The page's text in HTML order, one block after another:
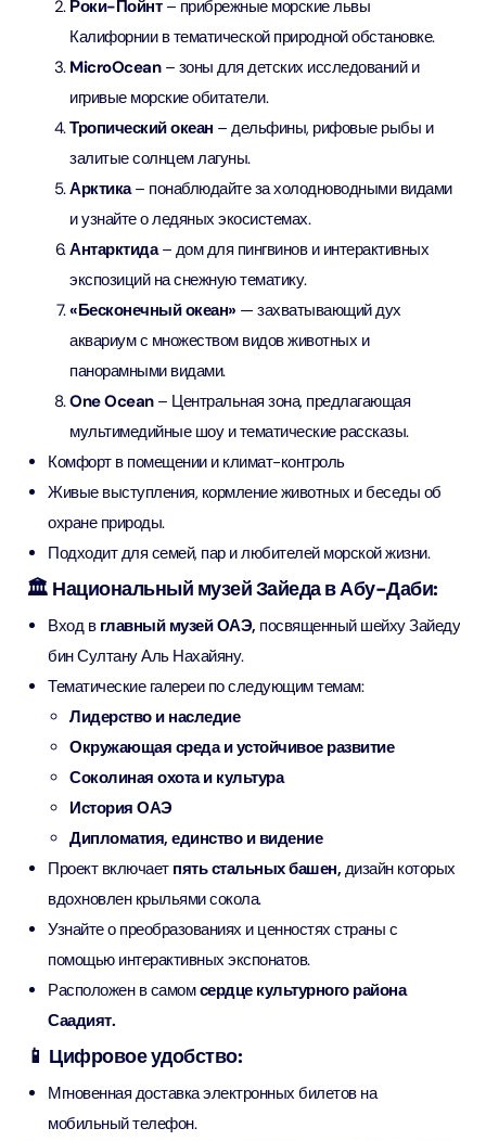
Роки-Пойнт– прибрежные морские львы
Калифорнии в тематической природной обстановке.
MicroOcean– зоны для детских исследований и
игривые морские обитатели.
Тропический океан – дельфины, рифовые рыбы и
залитые солнцем лагуны.
Арктика– понаблюдайте за холодноводными видами
и узнайте о ледяных экосистемах.
Антарктида– дом для пингвинов и интерактивных
экспозиций на снежную тематику.
«Бесконечный океан» — захватывающий дух
аквариум с множеством видов животных и
панорамными видами.
One Ocean– Центральная зона, предлагающая
мультимедийные шоу и тематические рассказы.
Комфорт в помещении и климат-контроль
Живые выступления, кормление животных и беседы об
охране природы.
Подходит для семей, пар и любителей морской жизни.
🏛️ Национальный музей Зайеда в Абу-Даби:
Вход в главный музей ОАЭ, посвященный шейху Зайеду
бин Султану Аль Нахайяну.
Тематические галереи по следующим темам:
Лидерство и наследие
Окружающая среда и устойчивое развитие
Соколиная охота и культура
История ОАЭ
Дипломатия, единство и видение
Проект включает пять стальных башен, дизайн которых
вдохновлен крыльями сокола.
Узнайте о преобразованиях и ценностях страны с
помощью интерактивных экспонатов.
Расположен в самомсердце культурного района
Саадият.
📱 Цифровое удобство:
Мгновенная доставка электронных билетов на
мобильный телефон.